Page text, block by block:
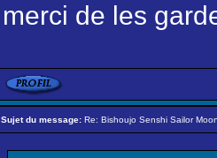
merci de les
Sujet du message: Re: Bishoujo Senshi Sailor